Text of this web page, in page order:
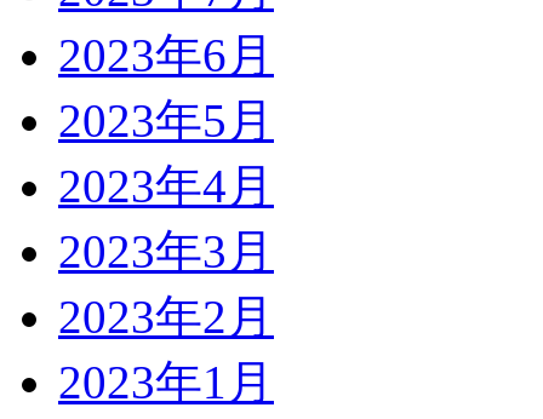
2023年6月
2023年5月
2023年4月
2023年3月
2023年2月
2023年1月